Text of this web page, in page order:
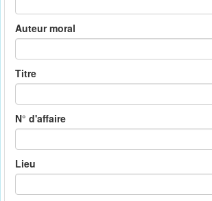
Auteur moral
Titre
N° d'affaire
Lieu